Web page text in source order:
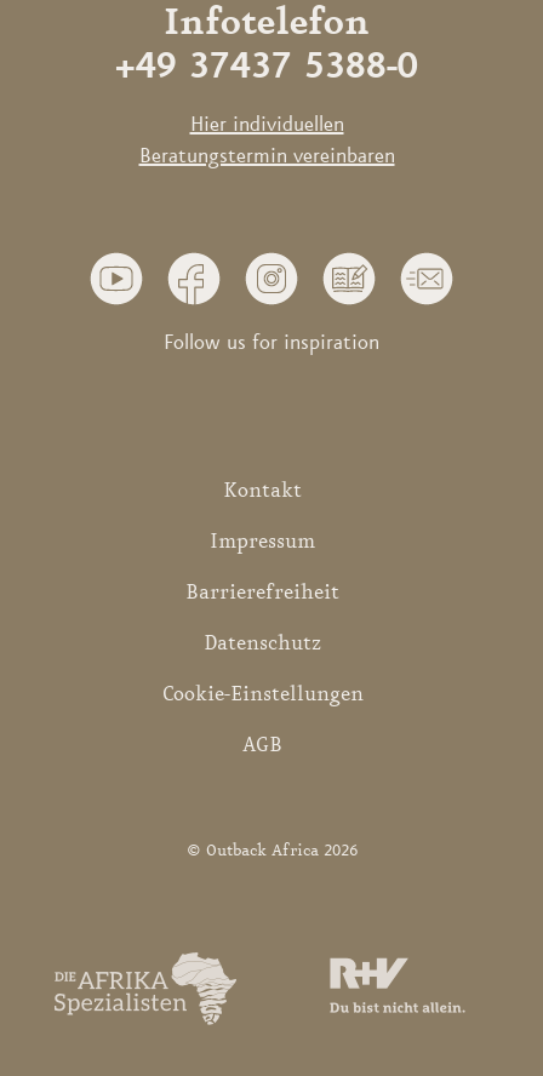
Infotelefon
+49 37437 5388-0
Hier individuellen
Beratungstermin vereinbaren
Follow us for inspiration
Kontakt
Impressum
Barrierefreiheit
Datenschutz
Cookie-Einstellungen
AGB
© Outback Africa 2026